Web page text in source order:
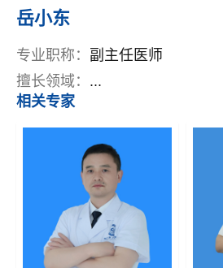
岳小东
专业职称： 副主任医师
擅长领域： ...
相关专家